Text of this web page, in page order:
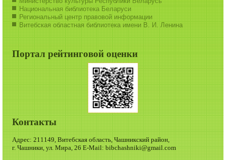
Национальная библиотека Беларуси
Региональный центр правовой информации
Витебская областная библиотека имени В. И. Ленина
Портал рейтинговой оценки
Контакты
Адрес: 211149, Витебская область, Чашникский район,
г. Чашники, ул. Мира, 26 E-Mail: bibchashniki@gmail.com